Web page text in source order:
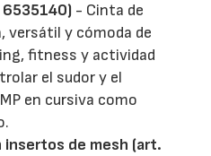
- Cinta de
versátil y cómoda de
fitness y actividad
el sudor y el
en cursiva como
insertos de mesh (art.